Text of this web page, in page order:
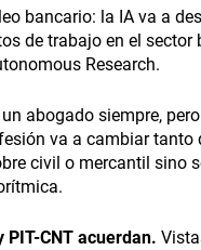
bancario: la IA va a
de trabajo en el sector
Research.
abogado siempre,
va a cambiar tanto
civil o mercantil sino
PIT-CNT acuerdan.